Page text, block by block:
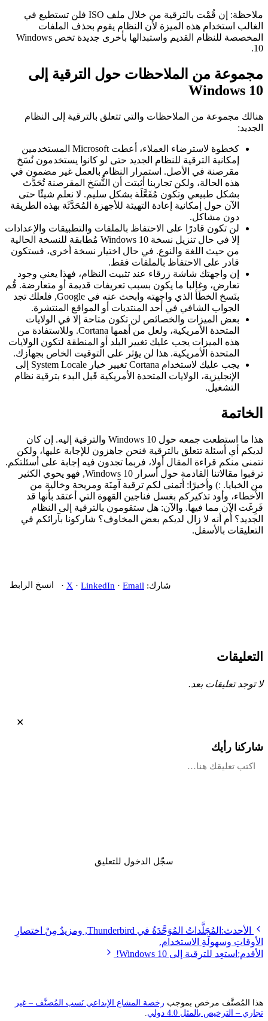
ملاحظة: إن قُمْت بالترقية من خلال ملف ISO فلن تستطيع في
استخدام هذه الميزة لأن النظام يقوم بحذف الملفات
المخصصة للنظام القديم واستبدالها بأخرى جديدة تخص Windows
من الملاحظات حول الترقية إلى
Windows
مجموعة من الملاحظات والتي تتعلق بالترقية إلى النظام
كخطوة لاسترضاء العملاء، أعطت Microsoft المستخدمين
إمكانية الترقية للنظام الجديد حتى لو كانوا يستخدمون نُسَخ
مقرصنة في الأصل. استمرار النظام بالعمل غير مضمون في
هذه الحالة، ولكن تجاربنا أثبتت أن النُّسَخ المقرصنة تُحَدَّث
بشكل طبيعي وتكون مُفَعَّلَة بشكل سليم. لا نعلم شيئًا حتى
الآن حول إمكانية إعادة التهيئة للأجهزة المُحَدَّثَة بهذه الطريقة
دون مشاكل.
لن تكون قادرًا على الاحتفاظ بالملفات والتطبيقات والإعدادات
إلا في حال تنزيل نسخة Windows 10 مُطابقة للنسخة الحالية
من حيث اللغة والنوع. في حال اختيار نسخة أخرى، فستكون
قادر على الاحتفاظ بالملفات فقط.
إن واجهتك شاشة زرقاء عند تثبيت النظام، فهذا يعني وجود
تعارض، وغالبا ما يكون بسبب تعريفات قديمة أو متعارضة. قُم
بنَسخ الخطَأ الذي واجهته وابحث عنه في Google, فلعلك تجد
الجواب الشافي في أحد المنتديات أو المواقع المنتشرة.
بعض الميزات والخصائص لن تكون متاحة إلا في الولايات
المتحدة الأمريكية، ولعل من أهمها Cortana. وللاستفادة من
هذه الميزات يجب عليك تغيير البلد أو المنطقة لتكون الولايات
المتحدة الأمريكية. هذا لن يؤثر على التوقيت الخاص بجهازك.
يجب عليك لاستخدام Cortana تغيير خيار System Locale إلى
الإنجليزية، الولايات المتحدة الأمريكية قَبل البدء بترقية نظام
التشغيل.
هذا ما استطعت جمعه حول Windows 10 والترقية إليه. إن كان
أي أسئلة تتعلق بالترقية فنحن جاهزون للإجابة عليها، ولكن
منكم قراءة المقال أولا، فربما تجدون فيه إجابة على أسئلتكم.
ترقبوا مقالاتنا القادمة حول أسرار Windows 10, فهو يحوي الكثير
الخبايا. :) وأخيرًا: أتمنى لكم ترقية آمِنَة ومريحة وخالية من
وأود تذكيركم بغسل فناجين القهوة التي أعتقد بأنها قد
الآن مما فيها. والآن: هل ستقومون بالترقية إلى النظام
أَم أنه لا زال لديكم بعض المخاوف؟ شاركونا بآرائكم في
بالأسفل.
شارك: X · LinkedIn · Email
· انسخ الرابط
توجد تعليقات بعد.
رأيك
سجّل الدخول للتعليق
الأحدث:
المُجَلَّداتُ المُوَحَّدَةُ في Thunderbird, ومزيدٌ مِنْ اختصارِ
وسهولَةِ الاستخدام.
استعِد للترقية إلى Windows 10!
المُصنَّف مرخص بموجبرخصة المشاع الإبداعي نَسب المُصنَّف – غير
– الترخيص بالمثل 4.0 دولي
.